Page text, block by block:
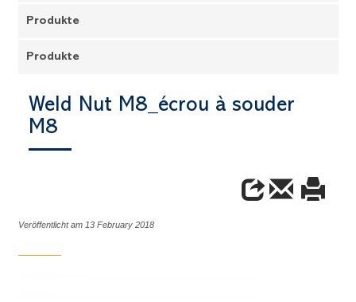
Produkte
Produkte
Weld Nut M8_écrou à souder
M8
Veröffentlicht am 13 February 2018